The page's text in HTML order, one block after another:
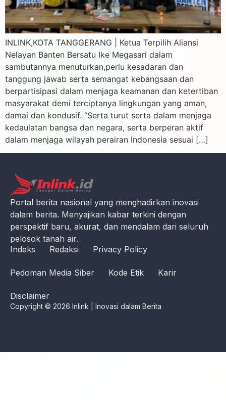
INLINK,KOTA TANGGERANG | Ketua Terpilih Aliansi
Nelayan Banten Bersatu Ike Megasari dalam
sambutannya menuturkan,perlu kesadaran dan
tanggung jawab serta semangat kebangsaan dan
berpartisipasi dalam menjaga keamanan dan ketertiban
masyarakat demi terciptanya lingkungan yang aman,
damai dan kondusif. “Serta turut serta dalam menjaga
kedaulatan bangsa dan negara, serta berperan aktif
dalam menjaga wilayah perairan Indonesia sesuai […]
Portal berita nasional yang menghadirkan inovasi
dalam berita. Menyajikan kabar terkini dengan
perspektif baru, akurat, dan mendalam dari seluruh
pelosok tanah air.
Indeks
Redaksi Privacy Policy
Pedoman Media Siber Kode Etik Karir
Disclaimer
Copyright © 2026 Inlink | Inovasi dalam Berita